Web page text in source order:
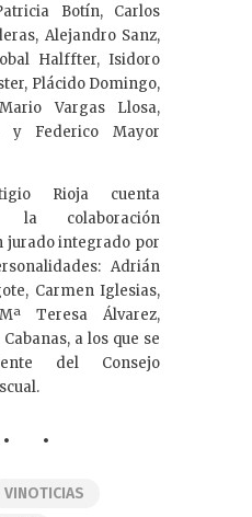
Botín, Carlos
Alejandro Sanz,
Halffter, Isidoro
Plácido Domingo,
Vargas Llosa,
y Federico Mayor
Rioja cuenta
la colaboración
jurado integrado por
Adrián
Carmen Iglesias,
Teresa Álvarez,
a los que se
del Consejo
VINOTICIAS